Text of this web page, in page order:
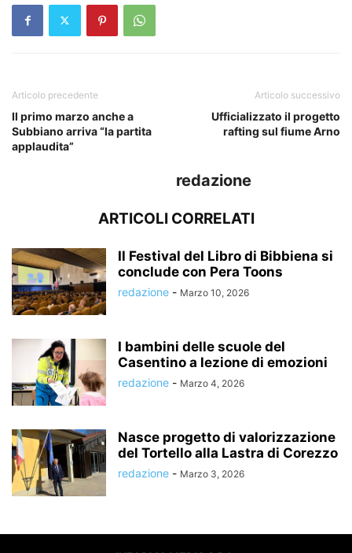
Articolo precedente
Il primo marzo anche a
Subbiano arriva “la partita
applaudita”
Articolo successivo
Ufficializzato il progetto
rafting sul fiume Arno
redazione
ARTICOLI CORRELATI
Il Festival del Libro di Bibbiena si
conclude con Pera Toons
redazione - Marzo 10, 2026
I bambini delle scuole del
Casentino a lezione di emozioni
redazione - Marzo 4, 2026
Nasce progetto di valorizzazione
del Tortello alla Lastra di Corezzo
redazione - Marzo 3, 2026